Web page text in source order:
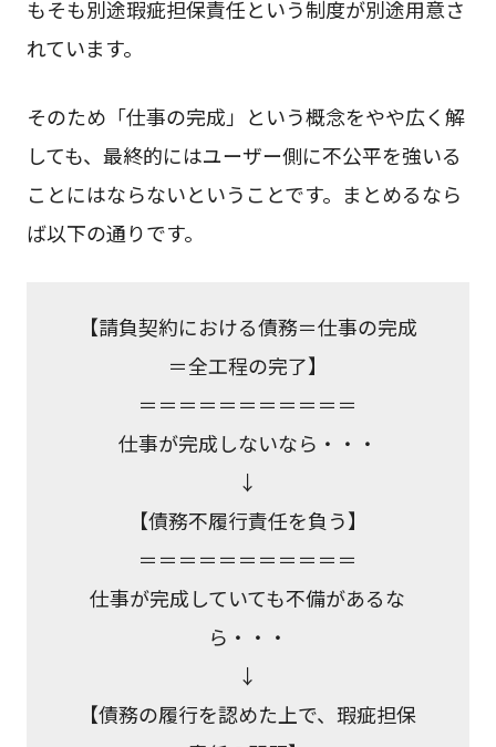
もそも別途瑕疵担保責任という制度が別途用意さ
れています。
そのため「仕事の完成」という概念をやや広く解
しても、最終的にはユーザー側に不公平を強いる
ことにはならないということです。まとめるなら
ば以下の通りです。
【請負契約における債務＝仕事の完成
＝全工程の完了】
＝＝＝＝＝＝＝＝＝＝＝
仕事が完成しないなら・・・
↓
【債務不履行責任を負う】
＝＝＝＝＝＝＝＝＝＝＝
仕事が完成していても不備があるな
ら・・・
↓
【債務の履行を認めた上で、瑕疵担保